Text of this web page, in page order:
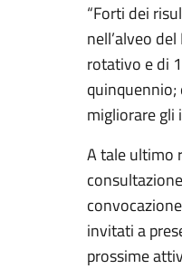
“Forti dei
nell’alveo
rotativo e di
quinquennio;
migliorare gli
A tale ultimo
invitati a
prossime